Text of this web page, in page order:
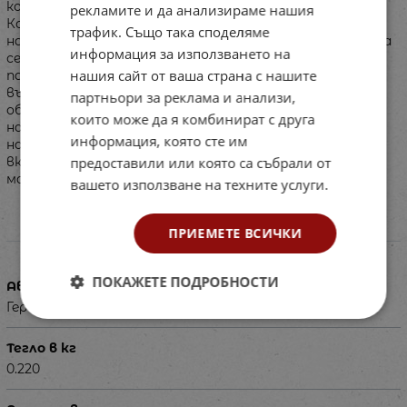
които ще направят заниманията още по-интересни.
Кодът е даден в листовката със съветите и
насоките за работа с картите. Комплектът може да
се използва от родители и педагози за индивидуална,
партньорска и групова работа на деца от всички
възрастови групи в детската градина. Приложим е в
обучителния процес по околен свят и по безопасност
на движението по пътищата. Подходящ е и като
нагледен материал за фронтална работа чрез
включените в него магнити за закрепване върху
магнитна дъска.
Характеристики
Автор
Гергана Ананиева
Тегло в кг
0.220
рекламите и да анализираме нашия
трафик. Също така споделяме
информация за използването на
нашия сайт от ваша страна с нашите
партньори за реклама и анализи,
които може да я комбинират с друга
информация, която сте им
предоставили или която са събрали от
вашето използване на техните услуги.
ПРИЕМЕТЕ ВСИЧКИ
ПОКАЖЕТЕ ПОДРОБНОСТИ